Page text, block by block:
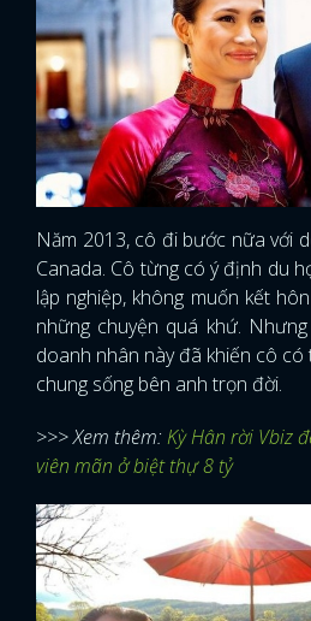
Năm 2013, cô đi bước nữa với
Canada. Cô từng có ý định du
lập nghiệp, không muốn kết
những chuyện quá khứ.
doanh nhân này đã khiến cô có
chung sống bên anh trọn đời.
>>> Xem thêm:Kỳ Hân rời Vbiz
viên mãn ở biệt thự 8 tỷ